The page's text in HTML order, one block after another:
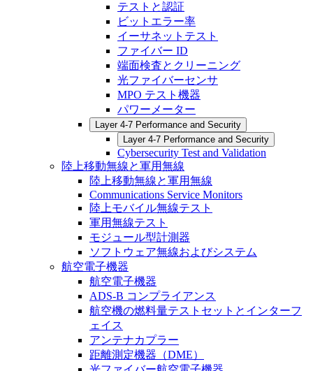
テストと認証
ビットエラー率
イーサネットテスト
ファイバー ID
端面検査とクリーニング
光ファイバーセンサ
MPO テスト機器
パワーメーター
Layer 4-7 Performance and Security
Layer 4-7 Performance and Security
Cybersecurity Test and Validation
陸上移動無線と軍用無線
陸上移動無線と軍用無線
Communications Service Monitors
陸上モバイル無線テスト
軍用無線テスト
モジュール型計測器
ソフトウェア無線およびシステム
航空電子機器
航空電子機器
ADS-B コンプライアンス
航空機の燃料量テストセットとインターフ
ェイス
アンテナカプラー
距離測定機器（DME）